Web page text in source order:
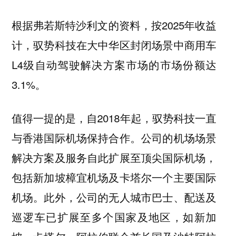
根据弗若斯特沙利文的资料，按2025年收益
计，驭势科技在大中华区封闭场景中商用车
L4级自动驾驶解决方案市场的市场份额达
3.1%。
值得一提的是，自2018年起，驭势科技一直
与香港国际机场保持合作。公司的机场场景
解决方案及服务自此扩展至顶尖国际机场，
包括新加坡樟宜机场及卡塔尔一个主要国际
机场。此外，公司的无人城市巴士、配送及
巡逻车已扩展至多个国家及地区，如新加